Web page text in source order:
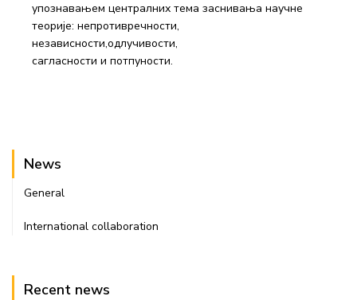
упознавањем централних тема заснивања научне
теорије: непротивречности,
независности,одлучивости,
сагласности и потпуности.
News
General
International collaboration
Recent news